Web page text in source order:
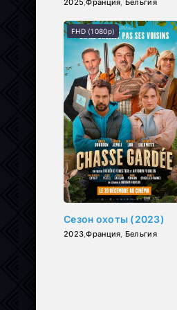
2025,Франция, Бельгия
Сезон охоты (2023)
2023 ,Франция Бельгия
FHD (1080p)